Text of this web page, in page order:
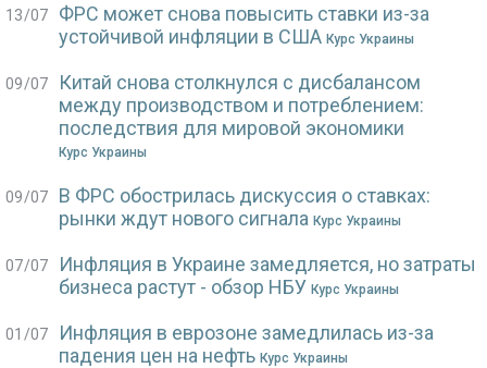
13/07
ФРС может снова повысить ставки из-за
устойчивой инфляции в США Курс Украины
09/07
Китай снова столкнулся с дисбалансом
между производством и потреблением:
последствия для мировой экономики
Курс Украины
09/07
В ФРС обострилась дискуссия о ставках:
рынки ждут нового сигнала Курс Украины
07/07
Инфляция в Украине замедляется, но затраты
бизнеса растут - обзор НБУ Курс Украины
01/07
Инфляция в еврозоне замедлилась из-за
падения цен на нефть Курс Украины